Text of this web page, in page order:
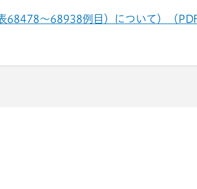
68478～68938例目）について）（